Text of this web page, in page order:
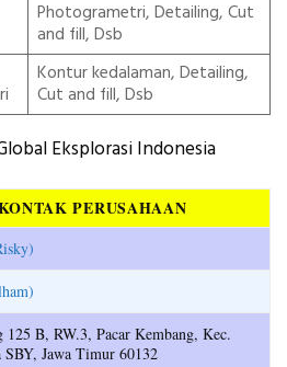
Photogrametri, Detailing, Cut
and fill, Dsb
Kontur kedalaman, Detailing,
Cut and fill, Dsb
Eksplorasi Indonesia
PERUSAHAAN
B, RW.3, Pacar Kembang, Kec.
Jawa Timur 60132